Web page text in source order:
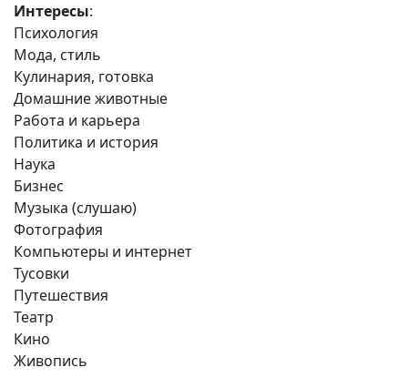
Интересы:
Психология
Мода, стиль
Кулинария, готовка
Домашние животные
Работа и карьера
Политика и история
Наука
Бизнес
Музыка (слушаю)
Фотография
Компьютеры и интернет
Тусовки
Путешествия
Театр
Кино
Живопись